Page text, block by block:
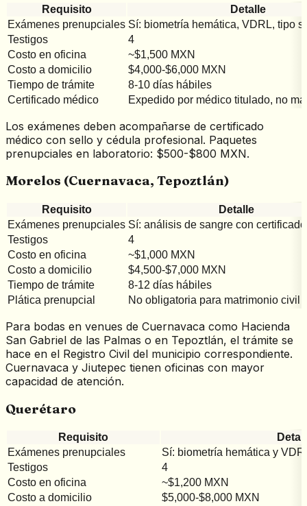
Requisito
Detalle
Exámenes prenupciales Sí: biometría hemática, VDRL, tipo
Testigos
4
Costo en oficina
~$1,500 MXN
Costo a domicilio
$4,000-$6,000 MXN
Tiempo de trámite
8-10 días hábiles
Certificado médico
Expedido por médico titulado, no
Los exámenes deben acompañarse de certificado
médico con sello y cédula profesional. Paquetes
prenupciales en laboratorio: $500-$800 MXN.
Morelos (Cuernavaca, Tepoztlán)
Requisito
Detalle
Exámenes prenupciales Sí: análisis de sangre con
Testigos
4
Costo en oficina
~$1,000 MXN
Costo a domicilio
$4,500-$7,000 MXN
Tiempo de trámite
8-12 días hábiles
Plática prenupcial
No obligatoria para matrimonio civil
Para bodas en venues de Cuernavaca como Hacienda
San Gabriel de las Palmas o en Tepoztlán, el trámite se
hace en el Registro Civil del municipio correspondiente.
Cuernavaca y Jiutepec tienen oficinas con mayor
capacidad de atención.
Querétaro
Requisito
Exámenes prenupciales
Sí: biometría hemática y
Testigos
4
Costo en oficina
~$1,200 MXN
Costo a domicilio
$5,000-$8,000 MXN